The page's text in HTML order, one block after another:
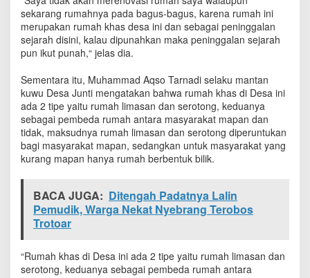
sekarang rumahnya pada bagus-bagus, karena rumah ini
merupakan rumah khas desa ini dan sebagai peninggalan
sejarah disini, kalau dipunahkan maka peninggalan sejarah
pun ikut punah,“ jelas dia.
Sementara itu, Muhammad Aqso Tarnadi selaku mantan
kuwu Desa Junti mengatakan bahwa rumah khas di Desa ini
ada 2 tipe yaitu rumah limasan dan serotong, keduanya
sebagai pembeda rumah antara masyarakat mapan dan
tidak, maksudnya rumah limasan dan serotong diperuntukan
bagi masyarakat mapan, sedangkan untuk masyarakat yang
kurang mapan hanya rumah berbentuk bilik.
BACA JUGA: Ditengah Padatnya Lalin
Pemudik, Warga Nekat Nyebrang Terobos
Trotoar
“Rumah khas di Desa ini ada 2 tipe yaitu rumah limasan dan
serotong, keduanya sebagai pembeda rumah antara